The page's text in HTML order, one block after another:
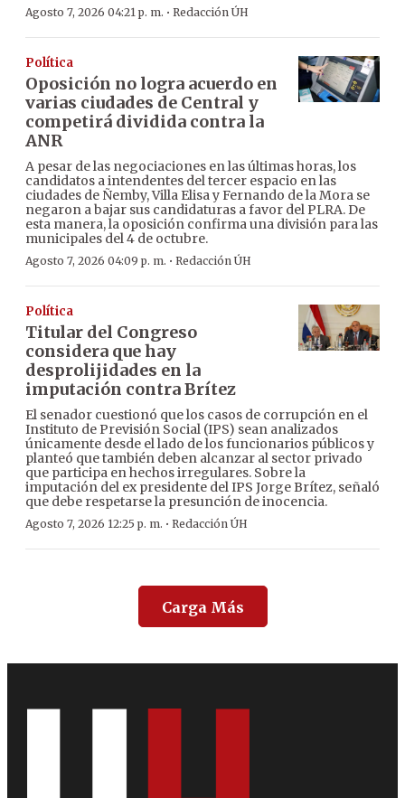
Agosto 7, 2026 04:21 p. m. · Redacción ÚH
Política
Oposición no logra acuerdo en
varias ciudades de Central y
competirá dividida contra la
ANR
A pesar de las negociaciones en las últimas horas, los
candidatos a intendentes del tercer espacio en las
ciudades de Ñemby, Villa Elisa y Fernando de la Mora se
negaron a bajar sus candidaturas a favor del PLRA. De
esta manera, la oposición confirma una división para las
municipales del 4 de octubre.
Agosto 7, 2026 04:09 p. m. · Redacción ÚH
Política
Titular del Congreso
considera que hay
desprolijidades en la
imputación contra Brítez
El senador cuestionó que los casos de corrupción en el
Instituto de Previsión Social (IPS) sean analizados
únicamente desde el lado de los funcionarios públicos y
planteó que también deben alcanzar al sector privado
que participa en hechos irregulares. Sobre la
imputación del ex presidente del IPS Jorge Brítez, señaló
que debe respetarse la presunción de inocencia.
Agosto 7, 2026 12:25 p. m. · Redacción ÚH
Carga Más